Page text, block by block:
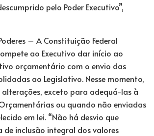
pelo Poder Executivo”,
– A Constituição Federal
ao Executivo dar início ao
orçamentário com o envio das
ao Legislativo. Nesse momento,
exceto para adequá-las à
ou quando não enviadas
em lei. “Não há desvio que
inclusão integral dos valores